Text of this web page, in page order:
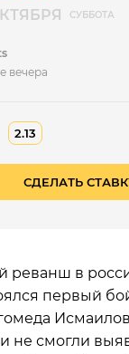
СУББОТА
вечера
2.13
СДЕЛАТЬ
реванш в
первый
не смогли